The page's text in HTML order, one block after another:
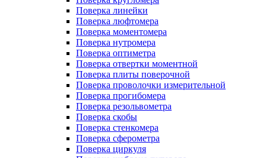
Поверка линейки
Поверка люфтомера
Поверка моментомера
Поверка нутромера
Поверка оптиметра
Поверка отвертки моментной
Поверка плиты поверочной
Поверка проволочки измерительной
Поверка прогибомера
Поверка резольвометра
Поверка скобы
Поверка стенкомера
Поверка сферометра
Поверка циркуля